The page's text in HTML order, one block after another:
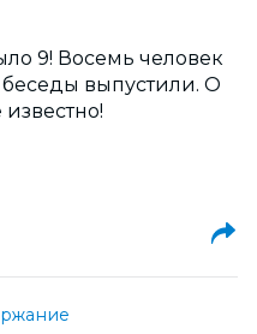
9! Восемь человек
выпустили. О